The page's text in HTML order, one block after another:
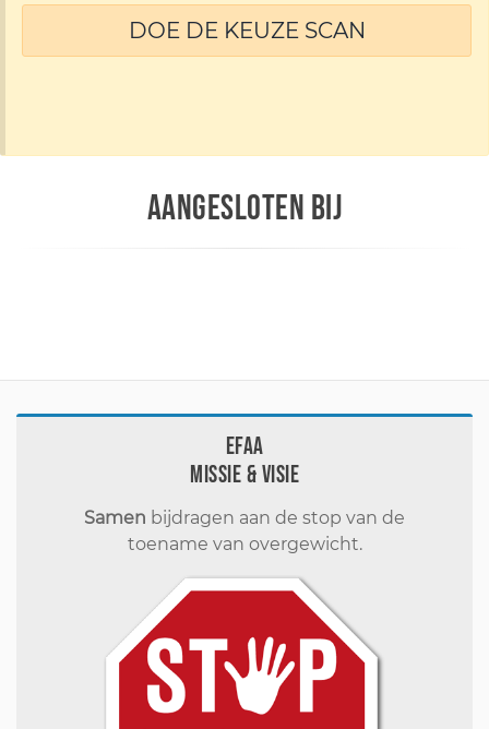
DOE DE KEUZE SCAN
AANGESLOTEN BIJ
EFAA
Missie & visie
Samen bijdragen aan de stop van de
toename van overgewicht.